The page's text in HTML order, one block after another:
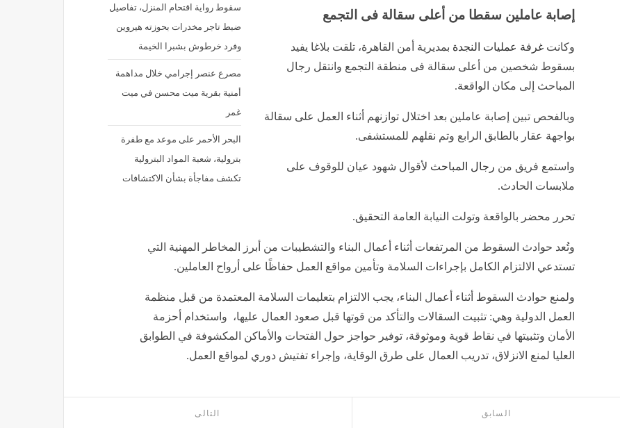
سقوط رواية اقتحام المنزل، تفاصيل
ضبط تاجر مخدرات بحوزته هيروين
وفرد خرطوش بشبرا الخيمة
مصرع عنصر إجرامي خلال مداهمة
أمنية بقرية ميت محسن في ميت
غمر
البحر الأحمر على موعد مع طفرة
بترولية، شعبة المواد البترولية
تكشف مفاجأة بشأن الاكتشافات
إصابة عاملين سقطا من أعلى سقالة فى التجمع
وكانتغرفة عمليات النجدة بمديرية أمن القاهرة، تلقت بلاغا يفيد
بسقوط شخصين من أعلى سقالة فى منطقة التجمع وانتقل رجال
المباحث إلى مكان الواقعة.
وبالفحص تبين إصابة عاملين بعد اختلال توازنهم أثناء العمل على سقالة
بواجهة عقار بالطابق الرابع وتم نقلهم للمستشفى.
واستمع فريق من رجال المباحث لأقوال شهود عيان للوقوف على
ملابسات الحادث.
تحرر محضر بالواقعة وتولت النيابة العامة التحقيق.
وتُعد حوادث السقوط من المرتفعات أثناء أعمال البناء والتشطيبات من أبرز المخاطر المهنية التي
تستدعي الالتزام الكامل بإجراءات السلامة وتأمين مواقع العمل حفاظًا على أرواح العاملين.
ولمنع حوادث السقوط أثناء أعمال البناء، يجب الالتزام بتعليمات السلامة المعتمدة من قبل منظمة
العمل الدولية وهي: تثبيت السقالات والتأكد من قوتها قبل صعود العمال عليها، واستخدام أحزمة
الأمان وتثبيتها في نقاط قوية وموثوقة، توفير حواجز حول الفتحات والأماكن المكشوفة في الطوابق
العليا لمنع الانزلاق، تدريب العمال على طرق الوقاية، وإجراء تفتيش دوري لمواقع العمل.
السابق التالى